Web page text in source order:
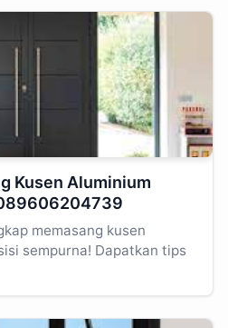
Kusen Aluminium
memasang kusen
sempurna! Dapatkan tips